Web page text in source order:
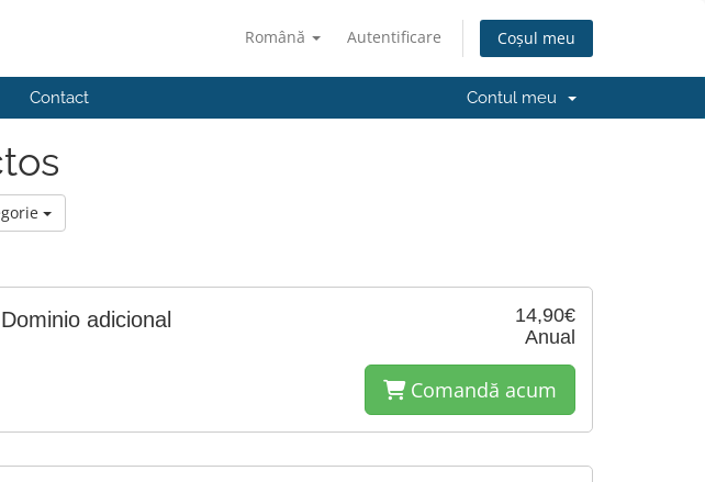
Română Autentificare Coșul meu
Contact Contul meu
14,90€
Anual
Dominio adicional
Comandă acum